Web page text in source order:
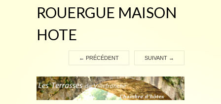
ROUERGUE MAISON
HOTE
← PRÉCÉDENT SUIVANT →